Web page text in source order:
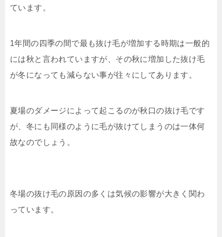
ています。
1年間の四季の間で最も抜け毛が増加する時期は一般的
には秋と言われていますが、その秋に増加した抜け毛
が冬になっても減らない事が往々にしてあります。
夏場のダメージによって起こるのが秋口の抜け毛です
が、冬にも同様のように毛が抜けてしまうのは一体何
故なのでしょう。
冬場の抜け毛の原因の多くは気候の影響が大きく関わ
っています。